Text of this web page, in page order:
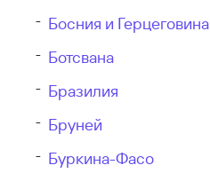
Босния и Герцеговина
Ботсвана
Бразилия
Бруней
Буркина-Фасо